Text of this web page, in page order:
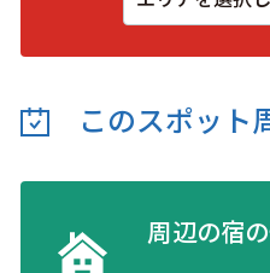
このスポット
周辺の宿